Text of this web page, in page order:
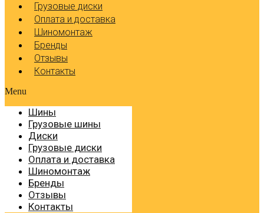
Грузовые диски
Оплата и доставка
Шиномонтаж
Бренды
Отзывы
Контакты
Menu
Шины
Грузовые шины
Диски
Грузовые диски
Оплата и доставка
Шиномонтаж
Бренды
Отзывы
Контакты